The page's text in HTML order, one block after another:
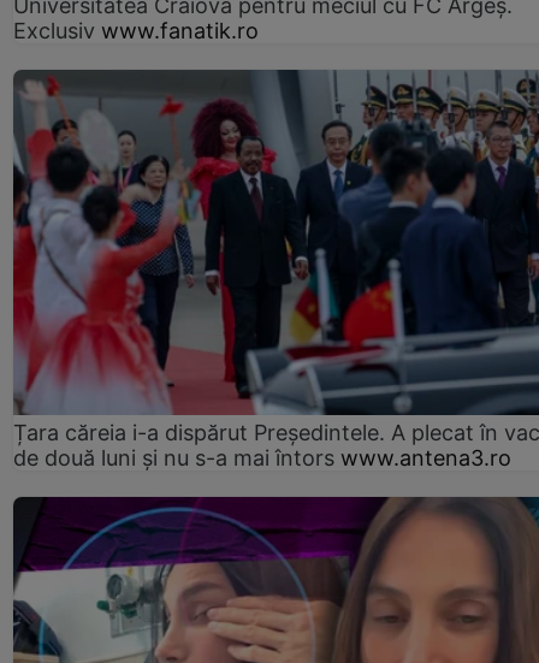
Universitatea Craiova pentru meciul cu FC Argeş.
Exclusiv www.fanatik.ro
Țara căreia i-a dispărut Președintele. A plecat în
de două luni și nu s-a mai întors www.antena3.ro